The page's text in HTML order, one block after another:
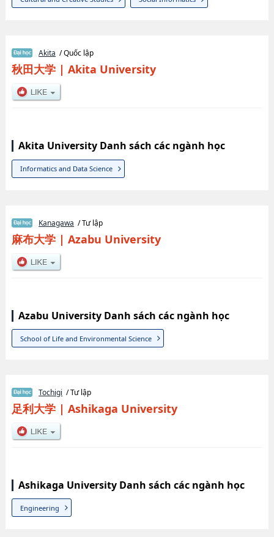
Akita / Quốc lập
秋田大学| Akita University
Akita University Danh sách các ngành học
Informatics and Data Science
Kanagawa / Tư lập
麻布大学| Azabu University
Azabu University Danh sách các ngành học
School of Life and Environmental Science
Tochigi / Tư lập
足利大学| Ashikaga University
Ashikaga University Danh sách các ngành học
Engineering